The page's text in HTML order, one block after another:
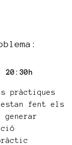
20:30h
pràctiques
estan fent els
generar